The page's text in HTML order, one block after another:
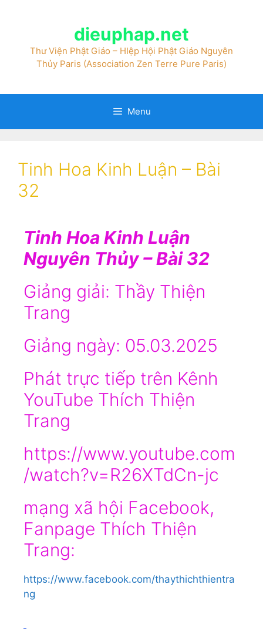
dieuphap.net
Thư Viện Phật Giáo – HIệp Hội Phật Giáo Nguyên
Thủy Paris (Association Zen Terre Pure Paris)
Menu
Tinh Hoa Kinh Luận – Bài
32
Tinh Hoa Kinh Luận
Nguyên Thủy –Bài 32
Giảng giải: Thầy Thiện
Trang
Giảng ngày: 05.03.2025
Phát trực tiếp trên Kênh
YouTube Thích Thiện
Trang
https://www.youtube.com
/watch?v=R26XTdCn-jc
mạng xã hội Facebook,
Fanpage Thích Thiện
Trang:
https://www.facebook.com/thaythichthientra
ng